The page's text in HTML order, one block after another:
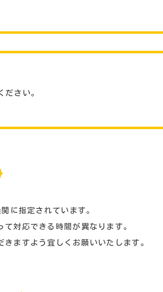
ださい。
に指定されています。
対応できる時間が異なります。
ますよう宜しくお願いいたします。